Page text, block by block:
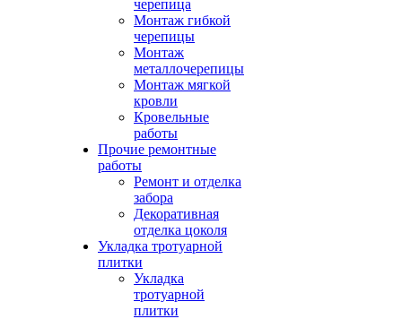
черепица
Монтаж гибкой
черепицы
Монтаж
металлочерепицы
Монтаж мягкой
кровли
Кровельные
работы
Прочие ремонтные
работы
Ремонт и отделка
забора
Декоративная
отделка цоколя
Укладка тротуарной
плитки
Укладка
тротуарной
плитки